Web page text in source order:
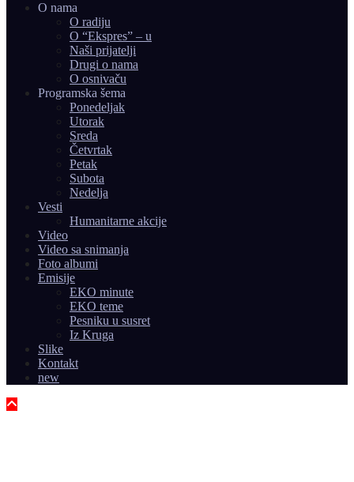
O nama
O radiju
O “Ekspres” – u
Naši prijatelji
Drugi o nama
O osnivaču
Programska šema
Ponedeljak
Utorak
Sreda
Četvrtak
Petak
Subota
Nedelja
Vesti
Humanitarne akcije
Video
Video sa snimanja
Foto albumi
Emisije
EKO minute
EKO teme
Pesniku u susret
Iz Kruga
Slike
Kontakt
new